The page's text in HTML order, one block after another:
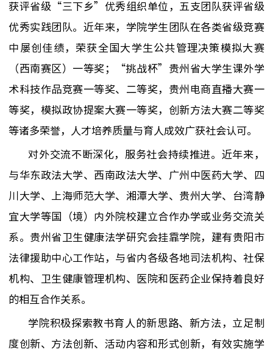
获评省级“三下乡”优秀组织单位，五支团队获评省级
优秀实践团队。近年来，学院学生团队在各类省级竞赛
中屡创佳绩，荣获全国大学生公共管理决策模拟大赛
（西南赛区）一等奖；
“挑战杯”
贵州省大学生课外学
术科技作品竞赛一等奖、二等奖， 贵州 电商直播大赛一
等奖，模拟政协提案大赛一等奖，创新方法大赛二等奖
等诸多荣誉，人才培养质量与育人成效广获社会认可。
对外交流不断深化，服务社会持续推进。近年来，
与华东政法大学、 西南政法大学、
广州中医药大学、四
川大学、上海师范大学、湘潭大学、贵州大学、台湾静
宜大学等国（境）内外院校建立合作办学或业务交流关
系。 贵州省卫生健康法学研究会挂靠学院，建有贵阳市
法律援助中心工作站 ， 与省内各级各地司法机构、社保
机构、
卫生健康管理机构、医院和医药企业保持着良好
的相互合作关系。
学院积极探索教书育人的新思路、新方法，立足制
度创新、方法创新、活动内容和形式创新，有效实施学